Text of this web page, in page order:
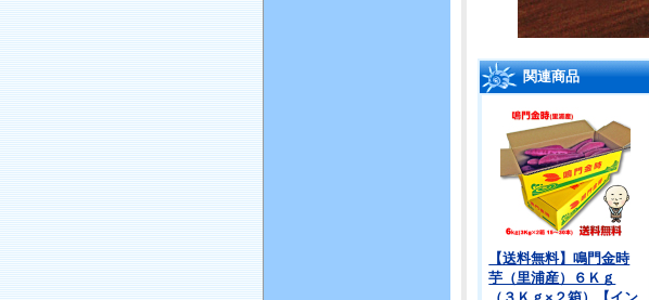
関連商品
【送料無料】鳴門金時
芋（里浦産）６Ｋｇ